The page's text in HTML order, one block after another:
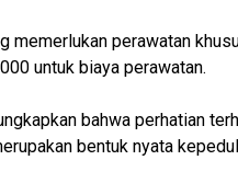
memerlukan perawatan
untuk biaya perawatan.
bahwa perhatian
bentuk nyata